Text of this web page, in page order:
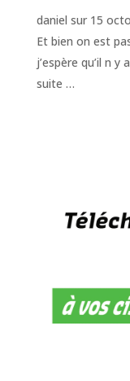
daniel sur 15
Et bien on est
j’espère qu’il n
suite …